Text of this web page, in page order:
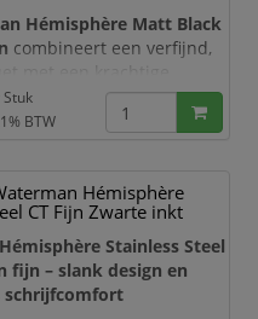
Hémisphère Matt Black
combineert een verfijnd,
en elegante
accenten. De houder
een 23-karaats vergulde
heeft deze luxe
tijdloze en
Stuk
BTW
Hémisphère
CT Fijn Zwarte inkt
Stainless Steel
fijn – slank design en
schrijfcomfort